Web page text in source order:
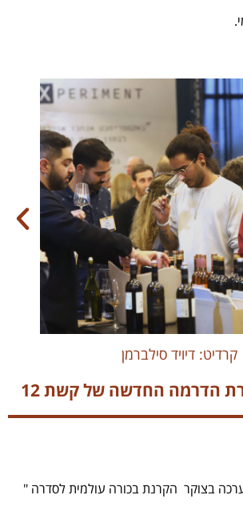
קרדיט: דיויד סילברמן
הדרמה החדשה של קשת 12
3.10.25 נערכה בצוקר הקרנת בכורה עולמית לסדרה "